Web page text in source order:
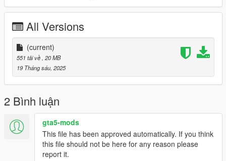
All Versions
(current)
551 tải về , 20 MB
19 Tháng sáu, 2025
2 Bình luận
gta5-mods
This file has been approved automatically. If you think
this file should not be here for any reason please
report it.